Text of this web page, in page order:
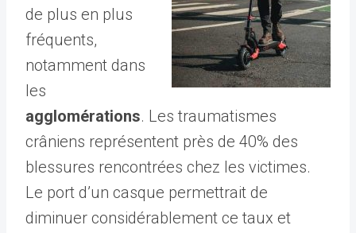
de plus en plus
fréquents,
notamment dans
les
agglomérations. Les traumatismes
crâniens représentent près de 40% des
blessures rencontrées chez les victimes.
Le port d’un casque permettrait de
diminuer considérablement ce taux et